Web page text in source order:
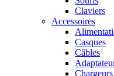
Claviers
Accessoires
Casques
Câbles
Chargeurs